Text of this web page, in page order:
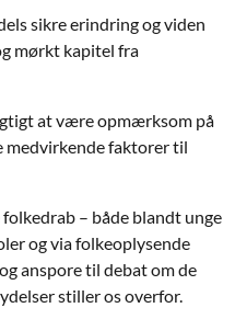
sikre erindring og viden
mørkt kapitel fra
at være opmærksom på
medvirkende faktorer til
– både blandt unge
og via folkeoplysende
anspore til debat om de
stiller os overfor.